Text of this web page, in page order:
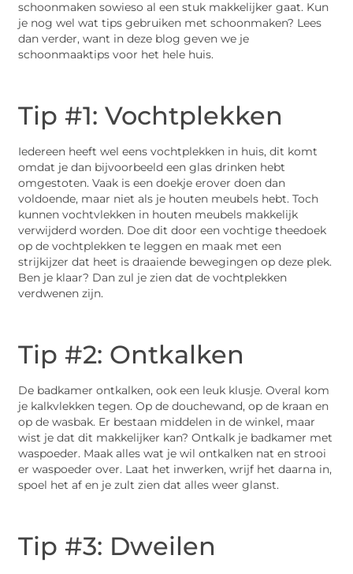
schoonmaken sowieso al een stuk makkelijker gaat. Kun
je nog wel wat tips gebruiken met schoonmaken? Lees
dan verder, want in deze blog geven we je
schoonmaaktips voor het hele huis.
Tip #1: Vochtplekken
Iedereen heeft wel eens vochtplekken in huis, dit komt
omdat je dan bijvoorbeeld een glas drinken hebt
omgestoten. Vaak is een doekje erover doen dan
voldoende, maar niet als je houten meubels hebt. Toch
kunnen vochtvlekken in houten meubels makkelijk
verwijderd worden. Doe dit door een vochtige theedoek
op de vochtplekken te leggen en maak met een
strijkijzer dat heet is draaiende bewegingen op deze plek.
Ben je klaar? Dan zul je zien dat de vochtplekken
verdwenen zijn.
Tip #2: Ontkalken
De badkamer ontkalken, ook een leuk klusje. Overal kom
je kalkvlekken tegen. Op de douchewand, op de kraan en
op de wasbak. Er bestaan middelen in de winkel, maar
wist je dat dit makkelijker kan? Ontkalk je badkamer met
waspoeder. Maak alles wat je wil ontkalken nat en strooi
er waspoeder over. Laat het inwerken, wrijf het daarna in,
spoel het af en je zult zien dat alles weer glanst.
Tip #3: Dweilen